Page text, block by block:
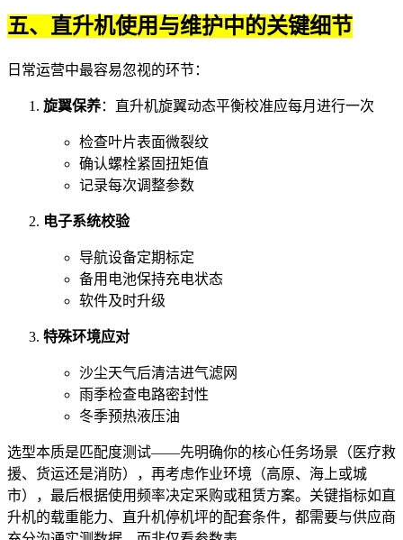
五、直升机使用与维护中的关键细节
日常运营中最容易忽视的环节：
旋翼保养： 直升机旋翼动态平衡校准应每月进行一次
检查叶片表面微裂纹
确认螺栓紧固扭矩值
记录每次调整参数
电子系统校验
导航设备定期标定
备用电池保持充电状态
软件及时升级
特殊环境应对
沙尘天气后清洁进气滤网
雨季检查电路密封性
冬季预热液压油
选型本质是匹配度测试——先明确你的核心任务场景（医疗救
援、货运还是消防），再考虑作业环境（高原、海上或城
市），最后根据使用频率决定采购或租赁方案。关键指标如直
升机的载重能力、直升机停机坪的配套条件，都需要与供应商